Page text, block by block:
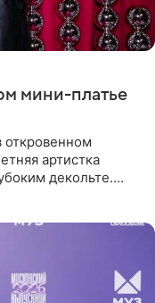
мини-платье
откровенном
артистка
декольте.